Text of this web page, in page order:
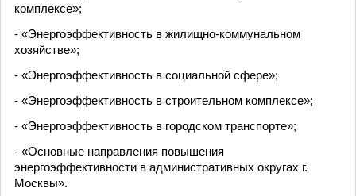
комплексе»;
- «Энергоэффективность в жилищно-коммунальном
хозяйстве»;
- «Энергоэффективность в социальной сфере»;
- «Энергоэффективность в строительном комплексе»;
- «Энергоэффективность в городском транспорте»;
- «Основные направления повышения
энергоэффективности в административных округах г.
Москвы».